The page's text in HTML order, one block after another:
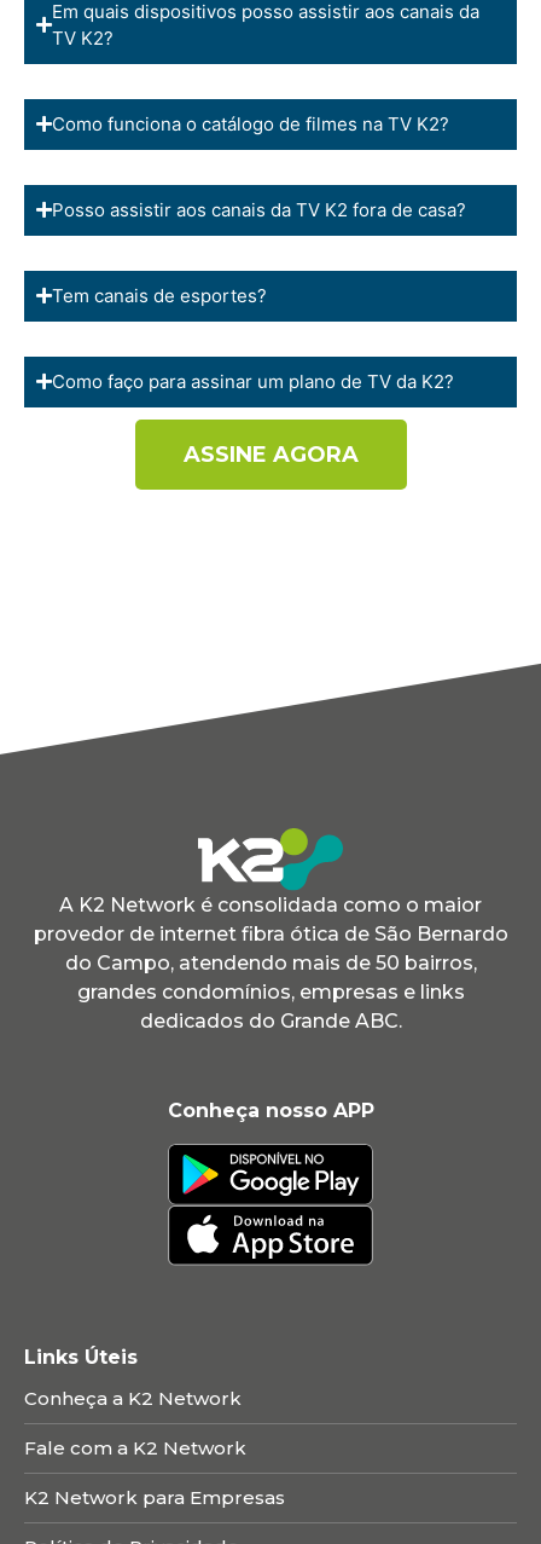
Em quais dispositivos posso assistir aos canais da
TV K2?
Como funciona o catálogo de filmes na TV K2?
Posso assistir aos canais da TV K2 fora de casa?
Tem canais de esportes?
Como faço para assinar um plano de TV da K2?
ASSINE AGORA
A K2 Network é consolidada como o maior
provedor de internet fibra ótica de São Bernardo
do Campo, atendendo mais de 50 bairros,
grandes condomínios, empresas e links
dedicados do Grande ABC.
Conheça nosso APP
Links Úteis
Conheça a K2 Network
Fale com a K2 Network
K2 Network para Empresas